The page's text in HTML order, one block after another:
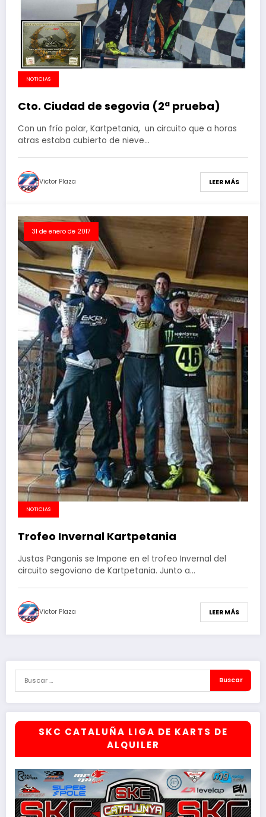
NOTICIAS
Cto. Ciudad de segovia (2ª prueba)
Con un frío polar, Kartpetania, un circuito que a horas
atras estaba cubierto de nieve…
Victor Plaza LEER MÁS
31 de enero de 2017
NOTICIAS
Trofeo Invernal Kartpetania
Justas Pangonis se Impone en el trofeo Invernal del
circuito segoviano de Kartpetania. Junto a…
Victor Plaza LEER MÁS
SKC CATALUÑA LIGA DE KARTS DE
ALQUILER